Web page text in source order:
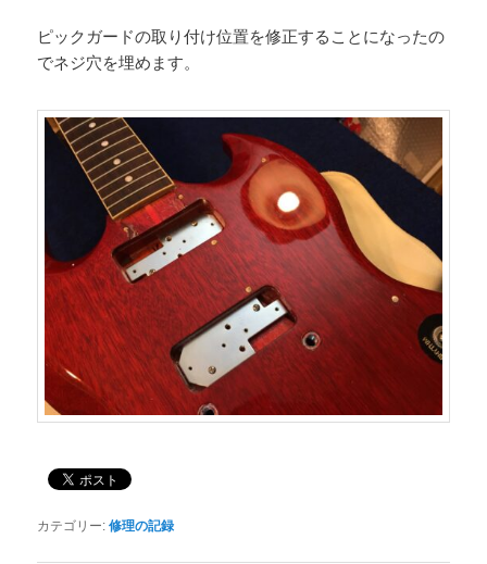
ピックガードの取り付け位置を修正することになったの
でネジ穴を埋めます。
カテゴリー: 修理の記録